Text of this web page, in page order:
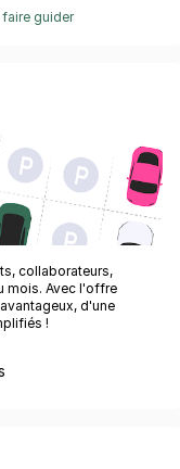
guider
collaborateurs,
mois. Avec l'offre
d'une
!